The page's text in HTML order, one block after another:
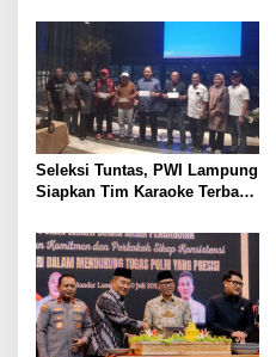
Kesejahteraan Petani
Seleksi Tuntas, PWI Lampung
Siapkan Tim Karaoke Terbaik